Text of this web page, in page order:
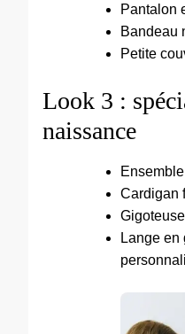
Pantalon
Bandeau
Petite
Look 3 :
naissance
Cardigan
Lange en